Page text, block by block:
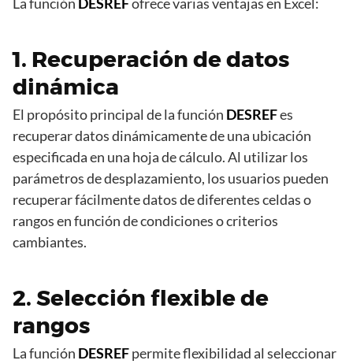
1. Recuperación de datos
dinámica
El propósito principal de la función DESREFes
recuperar datos dinámicamente de una ubicación
especificada en una hoja de cálculo. Al utilizar los
parámetros de desplazamiento, los usuarios pueden
recuperar fácilmente datos de diferentes celdas o
rangos en función de condiciones o criterios
cambiantes.
2. Selección flexible de
rangos
La función DESREFpermite flexibilidad al seleccionar